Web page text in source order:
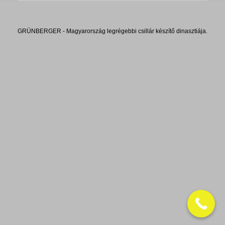
GRÜNBERGER - Magyarország legrégebbi csillár készítő dinasztiája.